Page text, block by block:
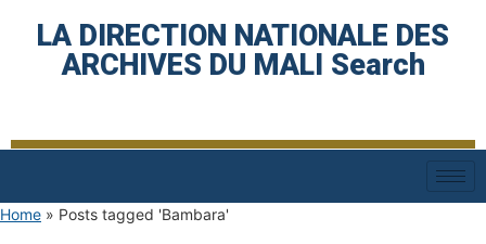
LA DIRECTION NATIONALE DES
ARCHIVES DU MALI Search
Home » Posts tagged 'Bambara'